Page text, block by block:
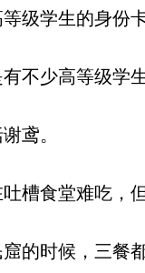
级学生的身份
不少高等级学
鸢。
槽食堂难吃，
的时候，三餐